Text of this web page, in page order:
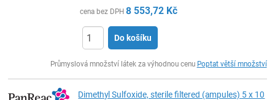
cena bez DPH 8 553,72 Kč
Do košíku
Průmyslová množství látek za výhodnou cenu Poptat větší množství
Dimethyl Sulfoxide, sterile filtered (ampules) 5 x 10